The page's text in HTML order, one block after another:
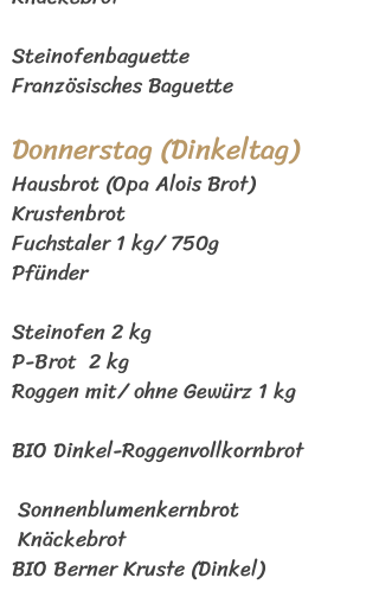
Steinofenbaguette
Französisches Baguette
Donnerstag(Dinkeltag)
Hausbrot (Opa Alois Brot)
Krustenbrot
Fuchstaler 1 kg/750g
Pfünder
Steinofen 2 kg
P-Brot 2 kg
Roggen mit/ ohne Gewürz 1 kg
BIO Dinkel-Roggenvollkornbrot
Sonnenblumenkernbrot
Knäckebrot
BIO Berner Kruste (Dinkel)